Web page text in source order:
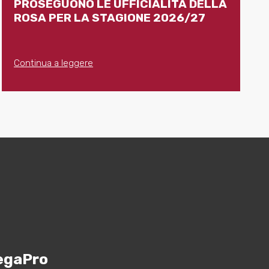
PROSEGUONO LE UFFICIALITÀ DELLA
ROSA PER LA STAGIONE 2026/27
Continua a leggere